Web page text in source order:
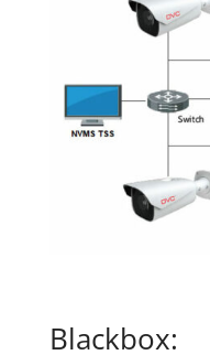
Blackbox: